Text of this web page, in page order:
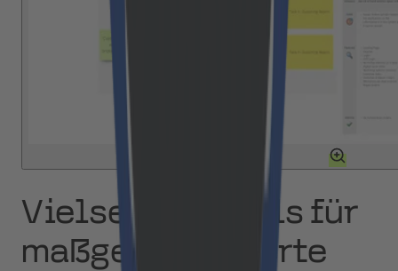
Vielseitige Tools für
maßgeschneiderte